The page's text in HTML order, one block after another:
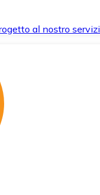
al nostro